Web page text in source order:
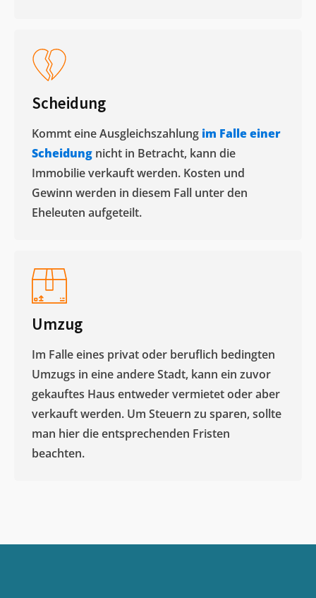
Scheidung
Kommt eine Ausgleichszahlung im Falle einer
Scheidung nicht in Betracht, kann die
Immobilie verkauft werden. Kosten und
Gewinn werden in diesem Fall unter den
Eheleuten aufgeteilt.​
Umzug
Im Falle eines privat oder beruflich bedingten
Umzugs in eine andere Stadt, kann ein zuvor
gekauftes Haus entweder vermietet oder aber
verkauft werden. Um Steuern zu sparen, sollte
man hier die entsprechenden Fristen
beachten.